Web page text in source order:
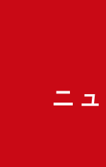
ニ